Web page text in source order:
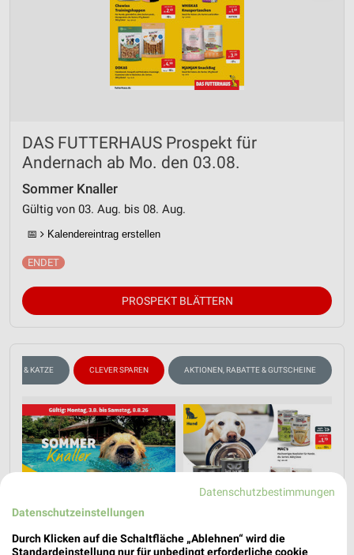
DAS FUTTERHAUS Prospekt für
Andernach ab Mo. den 03.08.
Sommer Knaller
Gültig von 03. Aug. bis 08. Aug.
📅 Kalendereintrag erstellen
PROSPEKT BLÄTTERN
HUND & KATZE CLEVER SPAREN AKTIONEN, RABATTE & GUTSCHEINE
Datenschutzbestimmungen
Datenschutzeinstellungen
Durch Klicken auf die Schaltfläche „Ablehnen“ wird die
Standardeinstellung nur für unbedingt erforderliche cookie